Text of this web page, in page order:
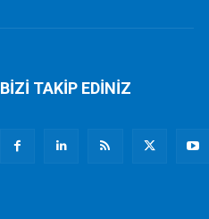
BİZİ TAKİP EDİNİZ